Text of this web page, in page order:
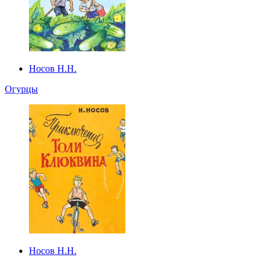
Носов Н.Н.
Огурцы
Носов Н.Н.